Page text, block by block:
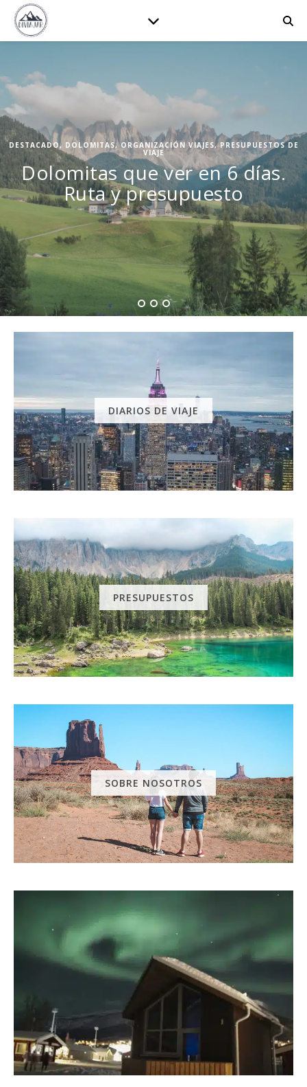
DESTACADO, DOLOMITAS,ORGANIZACIÓN VIAJES,PRESUPUESTOS DE
VIAJE
Dolomitas que ver en 6 días.
Ruta y presupuesto
DIARIOS DE VIAJE
PRESUPUESTOS
SOBRE NOSOTROS